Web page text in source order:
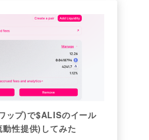
ップ)で$ALISのイール
動性提供)してみた